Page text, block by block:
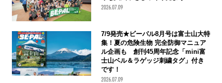
2026.07.09
7/9発売★ビーパル8月号は富士山大特
集！夏の危険生物 完全防御マニュア
ル企画も 創刊45周年記念「mini富
士山ベル＆ラゲッジ刺繍タグ」付き
です！
2026.07.09